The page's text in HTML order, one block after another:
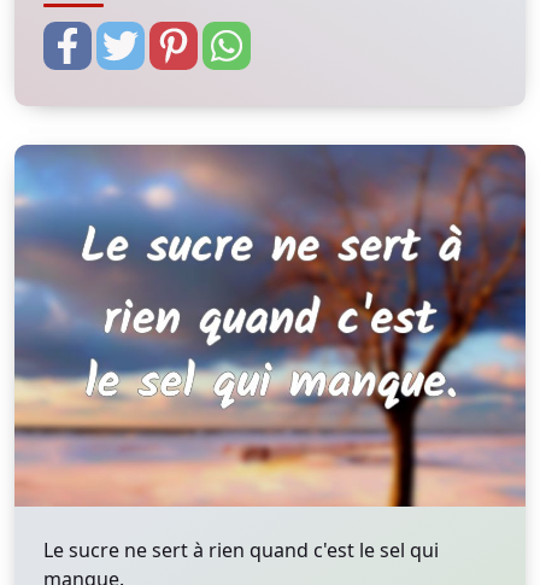
Le sucre ne sert à rien quand c'est le sel qui
manque.